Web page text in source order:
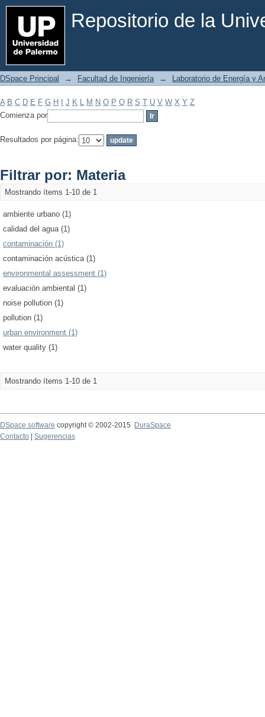
Repositorio de la
Filtrar por: Materia
DSpace Principal → Facultad de Ingeniería → Laboratorio de Energía y
A B C D E F G H J K L M N O P Q R S T U V W X Y Z
Comienza por
Resultados por página:
Filtrar por: Materia
Mostrando ítems 1-10 de 1
ambiente urbano (1)
calidad del agua (1)
contaminación (1)
contaminación acústica (1)
environmental assessment (1)
evaluación ambiental (1)
noise pollution (1)
pollution (1)
urban environment (1)
water quality (1)
Mostrando ítems 1-10 de 1
DSpace software copyright © 2002-2015
DuraSpace
Contacto
Sugerencias